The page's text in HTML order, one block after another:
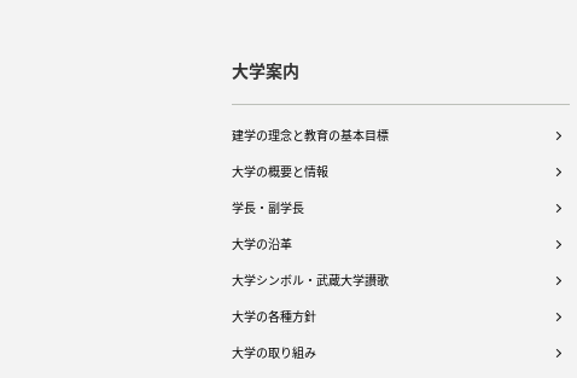
大学案内
建学の理念と教育の基本目標
大学の概要と情報
学長・副学長
大学の沿革
大学シンボル・武蔵大学讃歌
大学の各種方針
大学の取り組み